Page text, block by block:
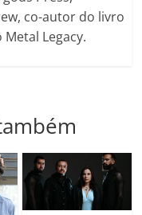
co-autor do livro
Legacy.